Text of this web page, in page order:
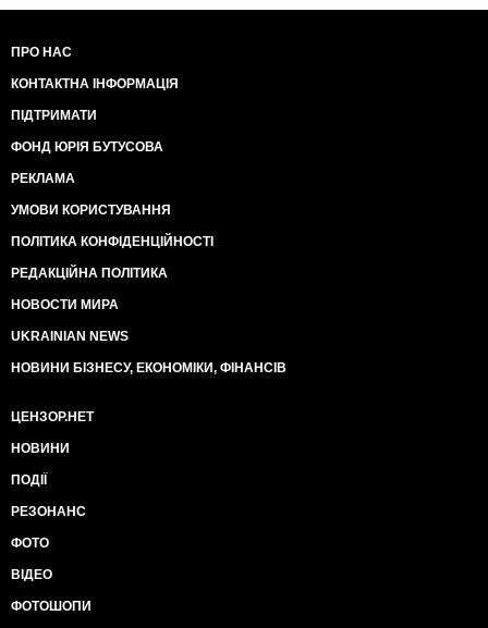
ПРО НАС
КОНТАКТНА ІНФОРМАЦІЯ
ПІДТРИМАТИ
ФОНД ЮРІЯ БУТУСОВА
РЕКЛАМА
УМОВИ КОРИСТУВАННЯ
ПОЛІТИКА КОНФІДЕНЦІЙНОСТІ
РЕДАКЦІЙНА ПОЛІТИКА
НОВОСТИ МИРА
UKRAINIAN NEWS
НОВИНИ БІЗНЕСУ, ЕКОНОМІКИ, ФІНАНСІВ
ЦЕНЗОР.НЕТ
НОВИНИ
ПОДІЇ
РЕЗОНАНС
ФОТО
ВІДЕО
ФОТОШОПИ